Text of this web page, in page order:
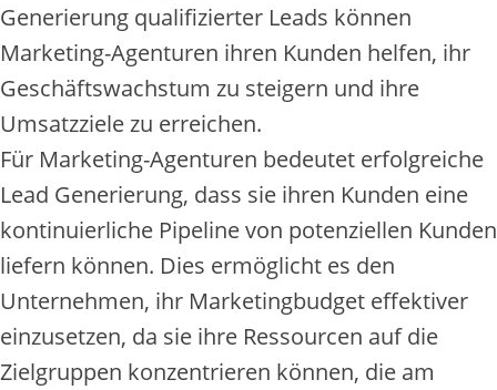
Generierung qualifizierter Leads können
Marketing-Agenturen ihren Kunden helfen, ihr
Geschäftswachstum zu steigern und ihre
Umsatzziele zu erreichen.
Für Marketing-Agenturen bedeutet erfolgreiche
Lead Generierung, dass sie ihren Kunden eine
kontinuierliche Pipeline von potenziellen Kunden
liefern können. Dies ermöglicht es den
Unternehmen, ihr Marketingbudget effektiver
einzusetzen, da sie ihre Ressourcen auf die
Zielgruppen konzentrieren können, die am